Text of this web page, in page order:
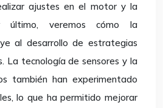
ajustes en el motor y la
último, veremos cómo la
al desarrollo de estrategias
La tecnología de sensores y la
también han experimentado
lo que ha permitido mejorar